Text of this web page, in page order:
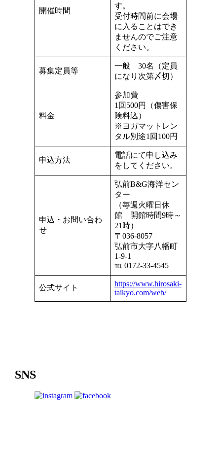
開催時間
す。
受付時間前に会場
に入ることはでき
ませんのでご注意
ください。
募集定員等
一般 30名（定員
になり次第〆切）
料金
参加費
1回500円（傷害保
険料込）
※ヨガマットレン
タル別途1回100円
申込方法
電話にて申し込み
をしてください。
申込・お問い合わ
せ
弘前B&G海洋セン
ター
（毎週火曜日休
館 開館時間9時～
21時）
〒036-8057
弘前市大字八幡町
1-9-1
℡ 0172-33-4545
公式サイト
https://www.hirosaki-
taikyo.com/web/
SNS